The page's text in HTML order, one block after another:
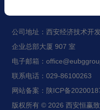
公司地址：西安经济技术开
企业总部大厦 907 室
电子邮箱：
联系电话：029-86100263
网站备案：陕ICP备
版权所有 © 2026 西安恒赢